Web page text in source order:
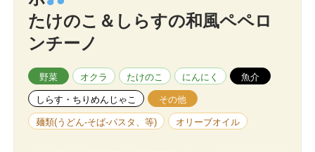
たけのこ＆しらすの和風ペペロ
ンチーノ
野菜 オクラ たけのこ にんにく 魚介
しらす・ちりめんじゃこ その他
麺類(うどん-そば-パスタ、等) オリーブオイル